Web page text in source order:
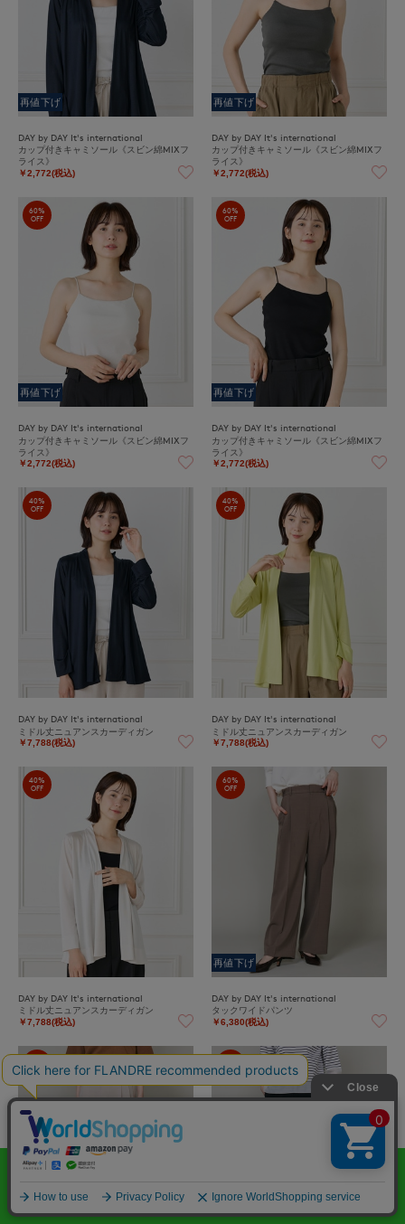
再値下げ
DAY by DAY It's international
カップ付きキャミソール《スビン綿MIXフ
ライス》
￥2,772(税込)
再値下げ
DAY by DAY It's international
カップ付きキャミソール《スビン綿MIXフ
ライス》
￥2,772(税込)
60%
OFF
再値下げ
DAY by DAY It's international
カップ付きキャミソール《スビン綿MIXフ
ライス》
￥2,772(税込)
60%
OFF
再値下げ
DAY by DAY It's international
カップ付きキャミソール《スビン綿MIXフ
ライス》
￥2,772(税込)
40%
OFF
DAY by DAY It's international
ミドル丈ニュアンスカーディガン
￥7,788(税込)
40%
OFF
DAY by DAY It's international
ミドル丈ニュアンスカーディガン
￥7,788(税込)
40%
OFF
DAY by DAY It's international
ミドル丈ニュアンスカーディガン
￥7,788(税込)
60%
OFF
再値下げ
DAY by DAY It's international
タックワイドパンツ
￥6,380(税込)
OFF
OFF